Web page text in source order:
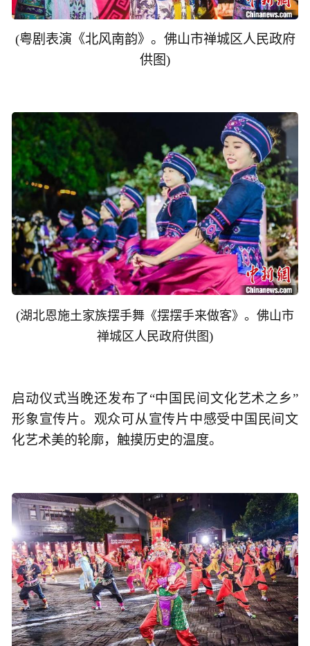
(粤剧表演《北风南韵》。佛山市禅城区人民政府
供图)
(湖北恩施土家族摆手舞《摆摆手来做客》。佛山市
禅城区人民政府供图)
启动仪式当晚还发布了“中国民间文化艺术之乡”
形象宣传片。观众可从宣传片中感受中国民间文
化艺术美的轮廓，触摸历史的温度。